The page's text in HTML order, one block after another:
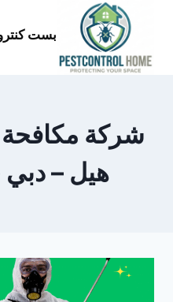
المحتوى
بست
شركة مكافحة
هيل – دبي